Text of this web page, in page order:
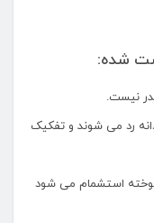
شده:
نیست.
رد می شوند و تفکیک
استشمام می شود